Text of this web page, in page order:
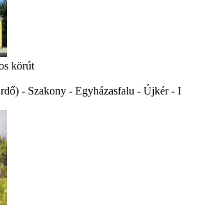
körút
- Szakony - Egyházasfalu - Újkér - I